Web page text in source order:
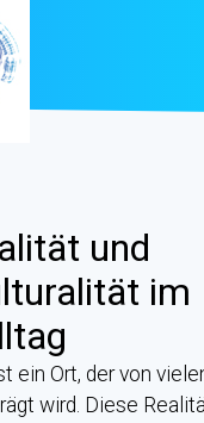
und
im
ein Ort, der von
wird. Diese